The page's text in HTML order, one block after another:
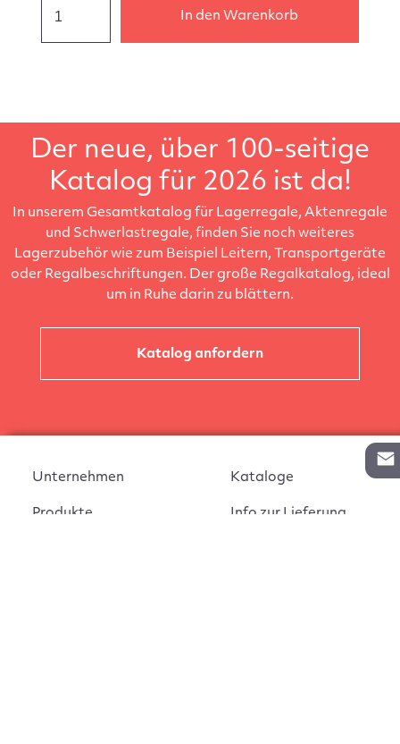
In den Warenkorb
Der neue, über 100-seitige
Katalog für 2026 ist da!
In unserem Gesamtkatalog für Lagerregale, Aktenregale
und Schwerlastregale, finden Sie noch weiteres
Lagerzubehör wie zum Beispiel Leitern, Transportgeräte
oder Regalbeschriftungen. Der große Regalkatalog, ideal
um in Ruhe darin zu blättern.
Katalog anfordern
Unternehmen
Produkte
Kataloge
Info zur Lieferung